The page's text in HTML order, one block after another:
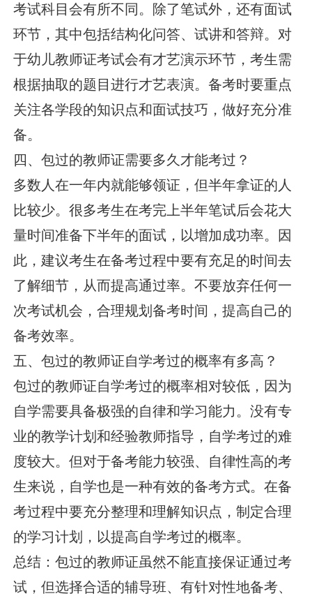
考试科目会有所不同。除了笔试外，还有面试
环节，其中包括结构化问答、试讲和答辩。对
于幼儿教师证考试会有才艺演示环节，考生需
根据抽取的题目进行才艺表演。备考时要重点
关注各学段的知识点和面试技巧，做好充分准
备。
四、包过的教师证需要多久才能考过？
多数人在一年内就能够领证，但半年拿证的人
比较少。很多考生在考完上半年笔试后会花大
量时间准备下半年的面试，以增加成功率。因
此，建议考生在备考过程中要有充足的时间去
了解细节，从而提高通过率。不要放弃任何一
次考试机会，合理规划备考时间，提高自己的
备考效率。
五、包过的教师证自学考过的概率有多高？
包过的教师证自学考过的概率相对较低，因为
自学需要具备极强的自律和学习能力。没有专
业的教学计划和经验教师指导，自学考过的难
度较大。但对于备考能力较强、自律性高的考
生来说，自学也是一种有效的备考方式。在备
考过程中要充分整理和理解知识点，制定合理
的学习计划，以提高自学考过的概率。
总结：包过的教师证虽然不能直接保证通过考
试，但选择合适的辅导班、有针对性地备考、